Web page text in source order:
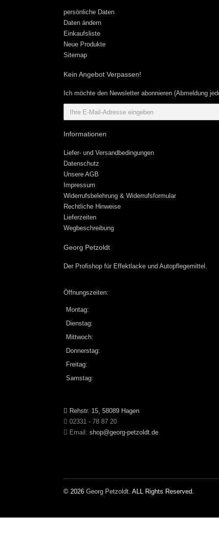
persönliche Daten
Daten ändern
Einkaufsliste
Neue Produkte
Sitemap
Kein Angebot Verpassen!
Ich möchte den Newsletter abonnieren (Abmeldung
Informationen
Liefer- und Versandbedingungen
Datenschutz
Unsere AGB
Impressum
Widerrufsbelehrung & Widerrufsformular
Rechtliche Hinweise
Lieferzeiten
Wegbeschreibung
Georg Petzoldt
Der Profishop für Effektlacke und Autopflegemittel .
Öffnungszeiten:
Montag:
Dienstag:
Mittwoch:
Donnerstag:
Freitag:
Samstag:
Rehstr. 15, 58089 Hagen
02331 - 78 87 20
Email: shop@georg-petzoldt.de
© 2026 Georg Petzoldt . ALL Rights Reserved.